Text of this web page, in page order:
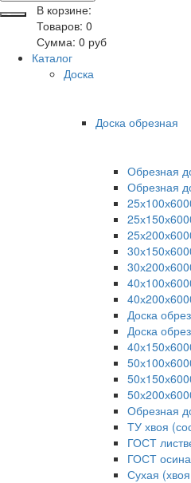
В корзине:
Товаров: 0
Сумма: 0 руб
Каталог
Доска
Доска обрезная
Обрезная
Обрезная
Доска
Доска
Обрезная
ТУ хвоя
ГОСТ
ГОСТ осина
Сухая